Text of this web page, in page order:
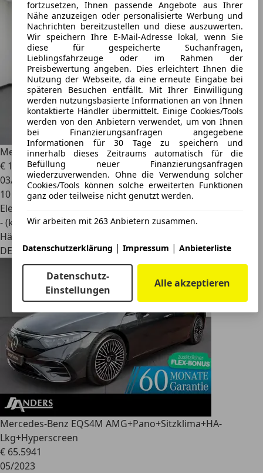
fortzusetzen, Ihnen passende Angebote aus Ihrer
Nähe anzuzeigen oder personalisierte Werbung und
Nachrichten bereitzustellen und diese auszuwerten.
Wir speichern Ihre E-Mail-Adresse lokal, wenn Sie
diese für gespeicherte Suchanfragen,
Lieblingsfahrzeuge oder im Rahmen der
Preisbewertung angeben. Dies erleichtert Ihnen die
Nutzung der Webseite, da eine erneute Eingabe bei
späteren Besuchen entfällt. Mit Ihrer Einwilligung
werden nutzungsbasierte Informationen an von Ihnen
kontaktierte Händler übermittelt. Einige Cookies/Tools
werden von den Anbietern verwendet, um von Ihnen
bei Finanzierungsanfragen angegebene
Informationen für 30 Tage zu speichern und
innerhalb dieses Zeitraums automatisch für die
Befüllung neuer Finanzierungsanfragen
wiederzuverwenden. Ohne die Verwendung solcher
Cookies/Tools können solche erweiterten Funktionen
ganz oder teilweise nicht genutzt werden.
Wir arbeiten mit 263 Anbietern zusammen.
Datenschutzerklärung | Impressum | Anbieterliste
Datenschutz-
Einstellungen
Alle akzeptieren
Mercedes-Benz EQS580 4Matic AMG Line
€ 177.0001
03/2023
10 km
Elektro
- (kWh/100 km)
Händler
DE 49134
Mercedes-Benz EQS4M AMG+Pano+Sitzklima+HA-
Lkg+Hyperscreen
€ 65.5941
05/2023